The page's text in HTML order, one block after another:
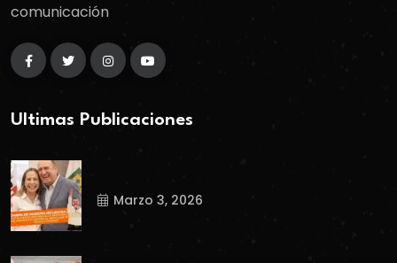
comunicación
Ultimas Publicaciones
Marzo 3, 2026